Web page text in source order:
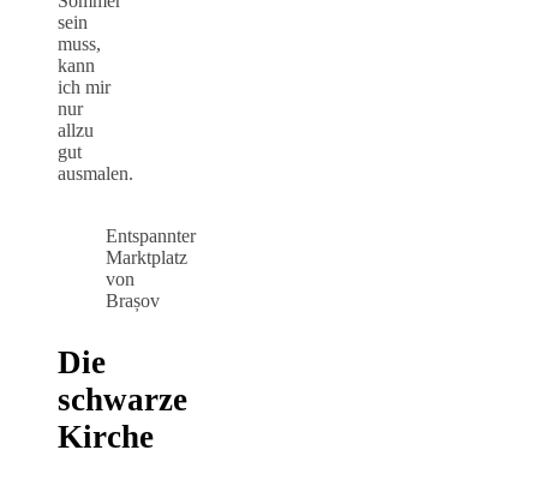
sein
muss,
kann
ich mir
nur
allzu
gut
ausmalen.
Entspannter
Marktplatz
von
Brașov
Die
schwarze
Kirche